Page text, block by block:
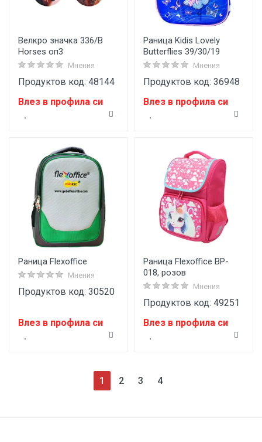
Велкро значка 336/B
Horses оп3
Мнения
Продуктов код: 48144
Влез в профила си
Раница Kidis Lovely
Butterflies 39/30/19
Мнения
Продуктов код: 36948
Влез в профила си
Раница Flexoffice
Мнения
Продуктов код: 30520
Влез в профила си
Раница Flexoffice BP-
018, розов
Мнения
Продуктов код: 49251
Влез в профила си
1 (current)
2 3 4